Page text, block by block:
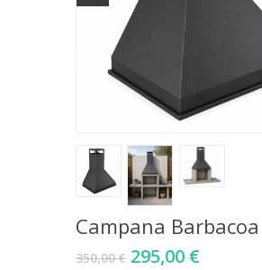
Campana
350,00 € 295,00 €